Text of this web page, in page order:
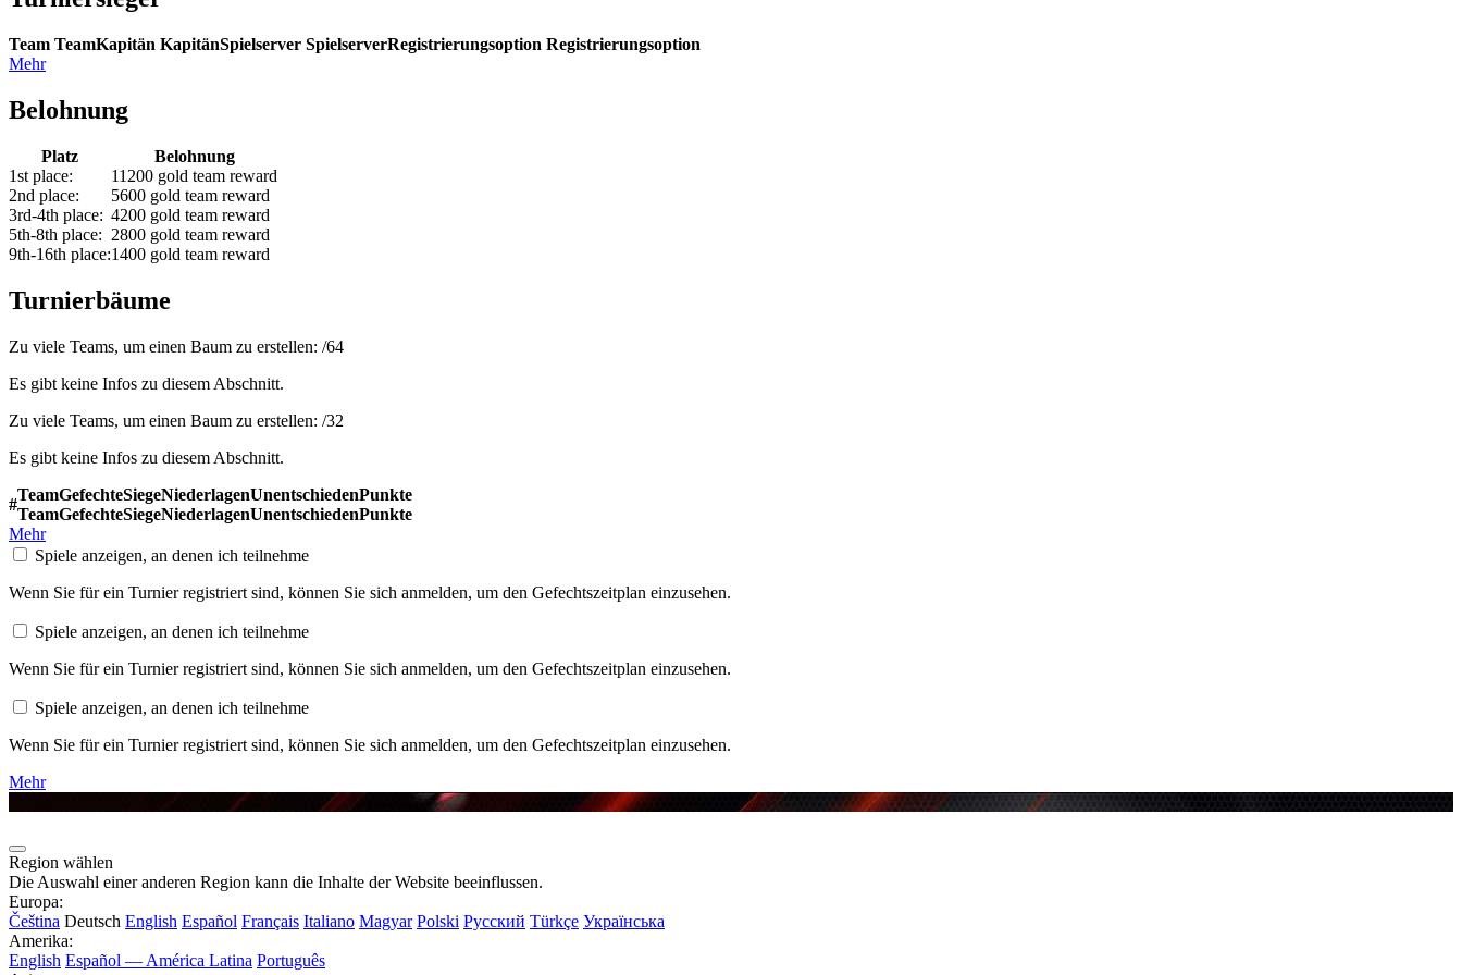
Team TeamKapitän KapitänSpielserver SpielserverRegistrierungsoption Registrierungsoption
Mehr
Belohnung
Platz
Belohnung
1st place:
11200 gold team reward
2nd place:
5600 gold team reward
3rd-4th place: 4200 gold team reward
5th-8th place: 2800 gold team reward
9th-16th place:1400 gold team reward
Turnierbäume
Zu viele Teams, um einen Baum zu erstellen: /64
Es gibt keine Infos zu diesem Abschnitt.
Zu viele Teams, um einen Baum zu erstellen: /32
Es gibt keine Infos zu diesem Abschnitt.
#
Team
Team
Gefechte
Gefechte
Siege
Siege
Niederlagen
Niederlagen
Unentschieden
Unentschieden
Punkte
Punkte
Mehr
Spiele anzeigen, an denen ich teilnehme
Wenn Sie für ein Turnier registriert sind, können Sie sich anmelden, um den Gefechtszeitplan einzusehen.
Spiele anzeigen, an denen ich teilnehme
Wenn Sie für ein Turnier registriert sind, können Sie sich anmelden, um den Gefechtszeitplan einzusehen.
Spiele anzeigen, an denen ich teilnehme
Wenn Sie für ein Turnier registriert sind, können Sie sich anmelden, um den Gefechtszeitplan einzusehen.
Mehr
Region wählen
Die Auswahl einer anderen Region kann die Inhalte der Website beeinflussen.
Europa:
Čeština Deutsch English Español Français Italiano Magyar Polski Русский Türkçe Українська
Amerika:
English Español — América Latina Português